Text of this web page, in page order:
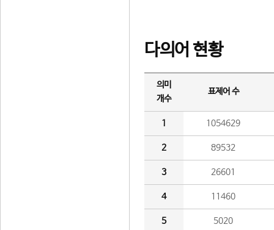
다의어 현황
의미
개수
표제어 수
1 1054629
2 89532
3 26601
4 11460
5 5020